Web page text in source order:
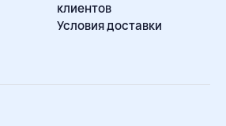
клиентов
Условия доставки